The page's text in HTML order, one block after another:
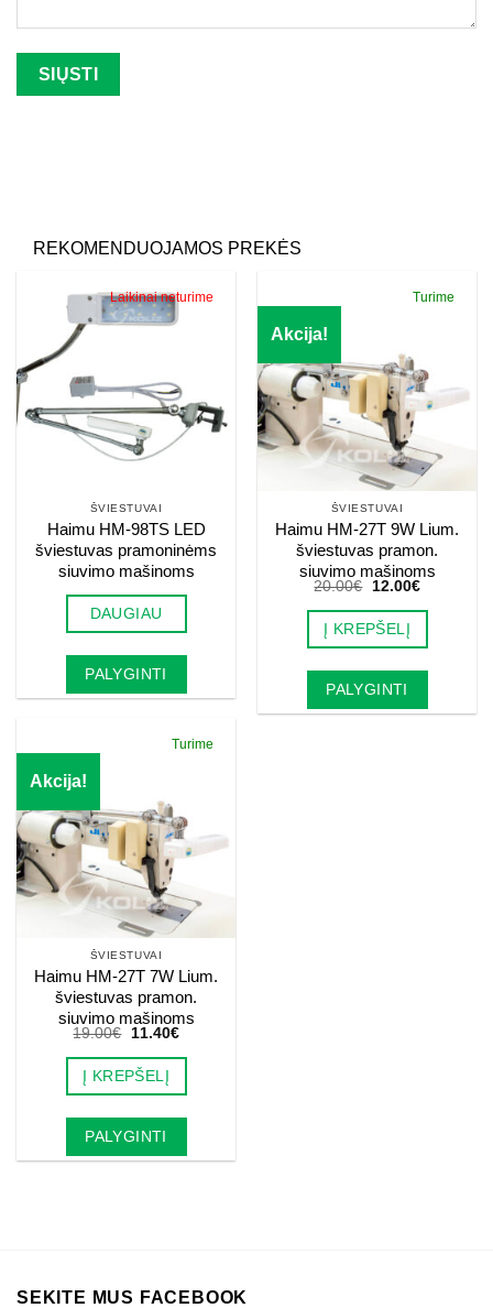
REKOMENDUOJAMOS PREKĖS
Laikinai neturime
ŠVIESTUVAI
Haimu HM-98TS LED
šviestuvas pramoninėms
siuvimo mašinoms
DAUGIAU
PALYGINTI
Akcija!
Turime
ŠVIESTUVAI
Haimu HM-27T 9W Lium.
šviestuvas pramon.
siuvimo mašinoms
20.00€
Original
was:
20.00€.
12.00€Current
is:
Į KREPŠELĮ
PALYGINTI
Akcija!
Turime
ŠVIESTUVAI
Haimu HM-27T 7W Lium.
šviestuvas pramon.
siuvimo mašinoms
19.00€
Original
was:
19.00€.
11.40€Current
is:
Į KREPŠELĮ
PALYGINTI
SEKITE MUS FACEBOOK